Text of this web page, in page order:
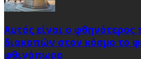
Αυτός είναι ο φθηνότερος
διακοπών στον κόσμο το
φθινόπωρο